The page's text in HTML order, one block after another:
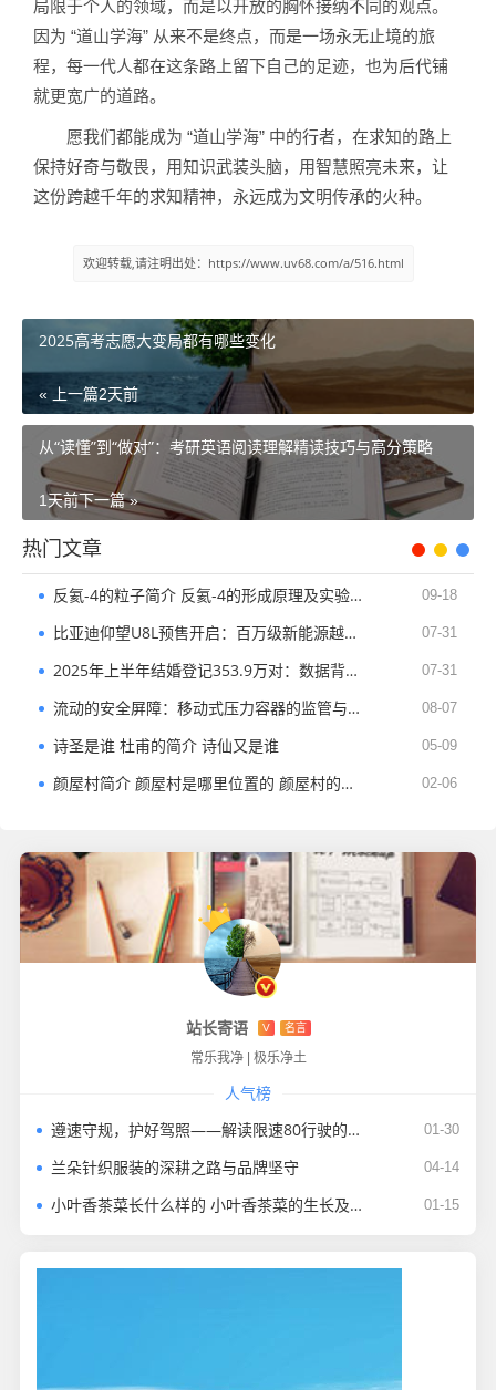
局限于个人的领域，而是以开放的胸怀接纳不同的观点。
因为 “道山学海” 从来不是终点，而是一场永无止境的旅
程，每一代人都在这条路上留下自己的足迹，也为后代铺
就更宽广的道路。
愿我们都能成为 “道山学海” 中的行者，在求知的路上
保持好奇与敬畏，用知识武装头脑，用智慧照亮未来，让
这份跨越千年的求知精神，永远成为文明传承的火种。
欢迎转载,请注明出处：https://www.uv68.com/a/516.html
2025高考志愿大变局都有哪些变化
« 上一篇2天前
从“读懂”到“做对”：考研英语阅读理解精读技巧与高分策略
下一篇 »
1天前
热门文章
反氦-4的粒子简介 反氦-4的形成原理及实验发现 09-18
比亚迪仰望U8L预售开启：百万级新能源越野的破局者​ 07-31
2025年上半年结婚登记353.9万对：数据背后的社会变迁与政策启示​ 07-31
流动的安全屏障：移动式压力容器的监管与创新​ 08-07
诗圣是谁 杜甫的简介 诗仙又是谁 05-09
颜屋村简介 颜屋村是哪里位置的 颜屋村的经济发展 02-06
站长寄语 V 名言
常乐我净 极乐净土
人气榜
遵速守规，护好驾照——解读限速80行驶的处罚边界与吊销误区 01-30
兰朵针织服装的深耕之路与品牌坚守 04-14
小叶香茶菜长什么样的 小叶香茶菜的生长及繁殖方法 01-15